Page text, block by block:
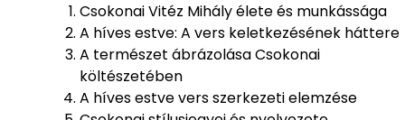
Csokonai Vitéz Mihály élete és munkássága
A híves estve: A vers keletkezésének háttere
A természet ábrázolása Csokonai
költészetében
A híves estve vers szerkezeti elemzése